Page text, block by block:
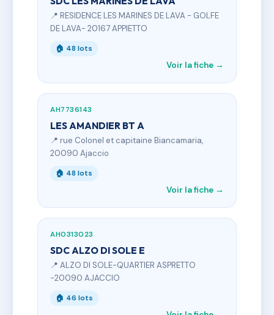
📍 RESIDENCE LES MARINES DE LAVA - GOLFE
DE LAVA- 20167 APPIETTO
🏠 48 lots
Voir la fiche →
AH7736143
LES AMANDIER BT A
📍 rue Colonel et capitaine Biancamaria,
20090 Ajaccio
🏠 48 lots
Voir la fiche →
AH0313023
SDC ALZO DI SOLE E
📍 ALZO DI SOLE-QUARTIER ASPRETTO
-20090 AJACCIO
🏠 46 lots